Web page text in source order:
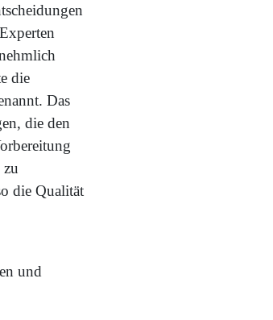
die
Das
die den
die Qualität
und